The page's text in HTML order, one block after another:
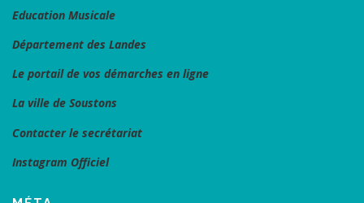
Education Musicale
Département des Landes
Le portail de vos démarches en ligne
La ville de Soustons
Contacter le secrétariat
Instagram Officiel